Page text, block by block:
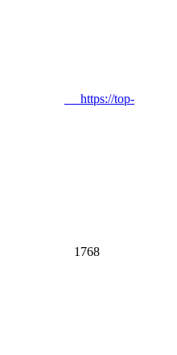
https://top-
1768